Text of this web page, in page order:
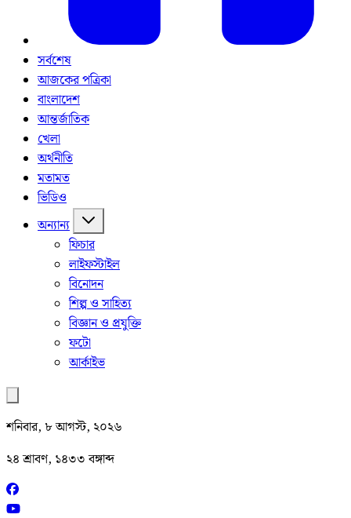
সর্বশেষ
আজকের পত্রিকা
বাংলাদেশ
আন্তর্জাতিক
খেলা
অর্থনীতি
মতামত
ভিডিও
অন্যান্য
ফিচার
লাইফস্টাইল
বিনোদন
শিল্প ও সাহিত্য
বিজ্ঞান ও প্রযুক্তি
ফটো
আর্কাইভ
শনিবার, ৮ আগস্ট, ২০২৬
২৪ শ্রাবণ, ১৪৩৩ বঙ্গাব্দ